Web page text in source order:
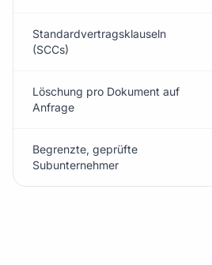
Standardvertragsklauseln
(SCCs)
Löschung pro Dokument auf
Anfrage
Begrenzte, geprüfte
Subunternehmer